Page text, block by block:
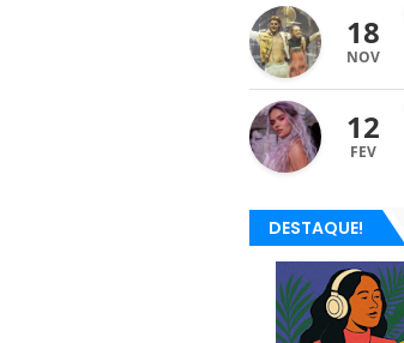
18
NOV
12
FEV
DESTAQUE!